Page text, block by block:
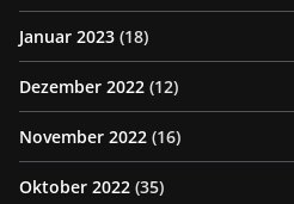
Januar 2023 (18)
Dezember 2022 (12)
November 2022 (16)
Oktober 2022 (35)